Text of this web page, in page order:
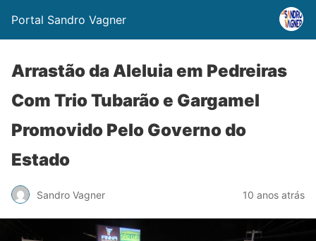
Portal Sandro Vagner
Arrastão da Aleluia em Pedreiras
Com Trio Tubarão e Gargamel
Promovido Pelo Governo do
Estado
Sandro Vagner 10 anos atrás